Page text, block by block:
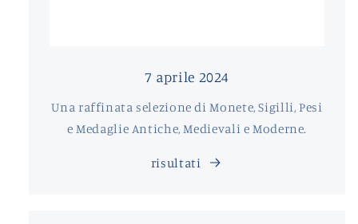
7 aprile 2024
Una raffinata selezione di Monete, Sigilli, Pesi
e Medaglie Antiche, Medievali e Moderne.
risultati